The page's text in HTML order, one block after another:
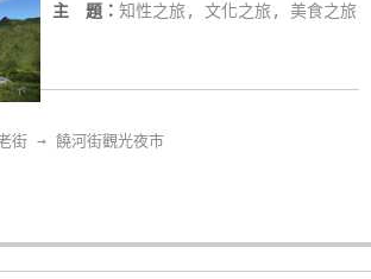
主 題： 知性之旅, 文化之旅, 美食之旅
街 → 饒河街觀光夜市